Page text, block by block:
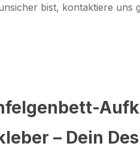
bist, kontaktiere uns
– Dein